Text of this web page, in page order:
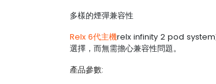
多樣的煙彈兼容性
Relx 6代主機relx infinity 2 pod system
選擇，而無需擔心兼容性問題。
產品參數: